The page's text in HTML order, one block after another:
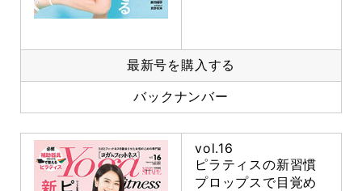
最新号を購入する
バックナンバー
vol.16
ピラティスの新習慣
プロップスで目覚め